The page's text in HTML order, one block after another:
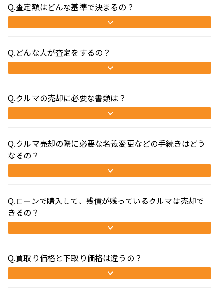
Q.査定額はどんな基準で決まるの？
Q.どんな人が査定をするの？
Q.クルマの売却に必要な書類は？
Q.クルマ売却の際に必要な名義変更などの手続きはどう
なるの？
Q.ローンで購入して、残債が残っているクルマは売却で
きるの？
Q.買取り価格と下取り価格は違うの？